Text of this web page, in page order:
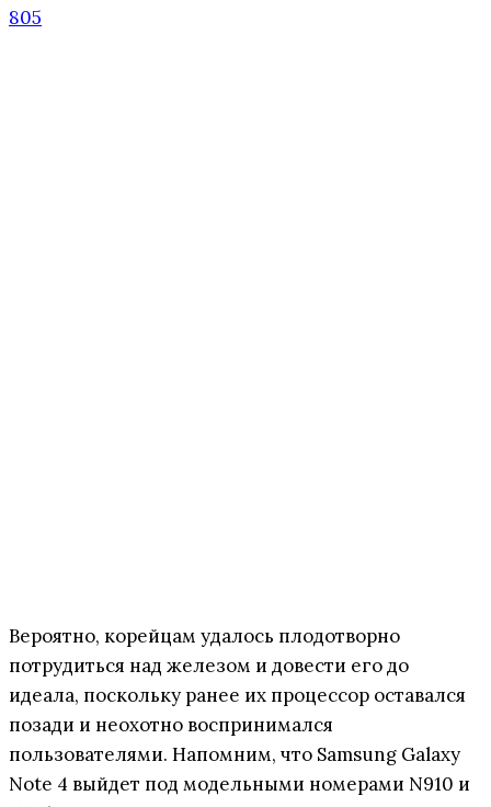
Вероятно, корейцам удалось плодотворно
потрудиться над железом и довести его до
идеала, поскольку ранее их процессор оставался
позади и неохотно воспринимался
пользователями. Напомним, что Samsung Galaxy
Note 4 выйдет под модельными номерами N910 и